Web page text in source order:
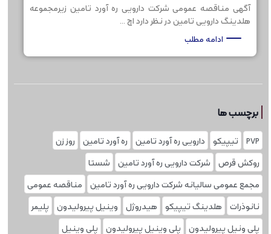
آگهی مناقصه عمومی شرکت دارویی ره آورد تامین زیرمجموعه
هلدینگ دارویی تامین در نظر دارد اچ ...
ادامه مطلب
برچسب ها
PVP تیپیکو دارویی ره آورد تامین ره آورد تامین
روز زن
روکش قرص
شرکت دارویی ره آورد تامین
شستا
مجمع عمومی سالیانه شرکت دارویی ره آورد تامین
مناقصه عمومی
نانوذرات
هلدینگ تیپیکو هیدروژل وینیل پیرولیدون
پلیمر
پلی ونیل پیرولیدون
پلی وینیل پیرولیدون
پلی‌ وینیل